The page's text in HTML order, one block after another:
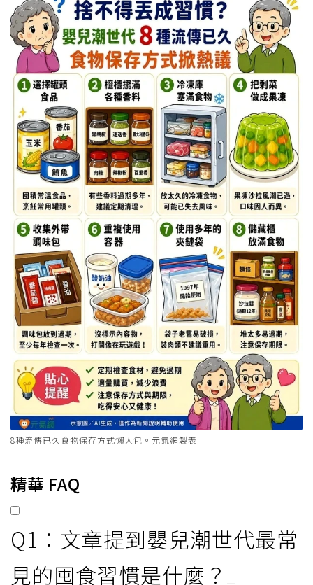
8種流傳已久食物保存方式懶人包。元氣網製表
精華 FAQ
Q1：文章提到嬰兒潮世代最常
見的囤食習慣是什麼？